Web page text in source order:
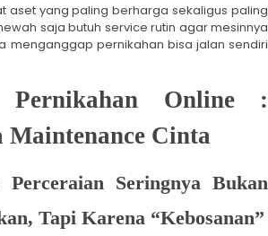
aset yang paling berharga sekaligus paling
saja butuh service rutin agar mesinnya
menganggap pernikahan bisa jalan sendiri
Pernikahan Online :
Maintenance Cinta
Seringnya Bukan
Tapi Karena “Kebosanan”